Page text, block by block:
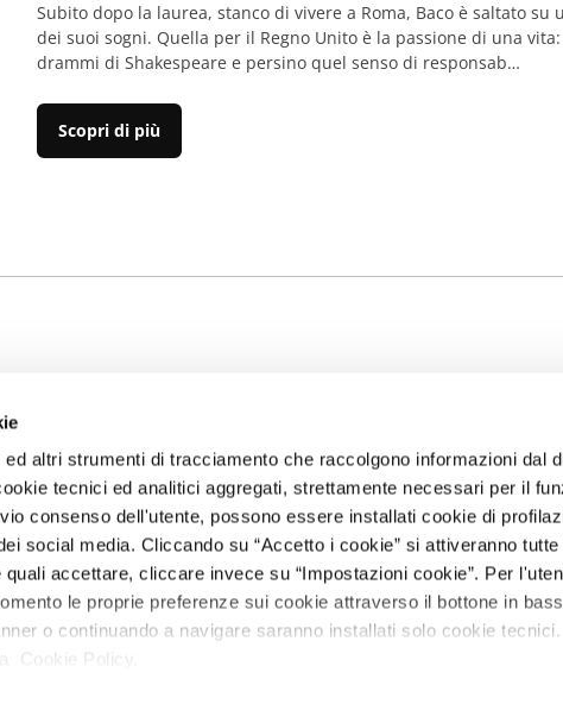
altri strumenti di tracciamento che raccolgono informazioni dal
tecnici ed analitici aggregati, strettamente necessari per il
consenso dell'utente, possono essere installati cookie di
social media. Cliccando su “Accetto i cookie” si attiveranno
accettare, cliccare invece su “Impostazioni cookie”. Per
le proprie preferenze sui cookie attraverso il bottone in
o continuando a navigare saranno installati solo cookie
Cookie Policy.
Subito dopo la laurea, stanco di vivere a Roma, Baco è saltato
dei suoi sogni. Quella per il Regno Unito è la passione di una
drammi di Shakespeare e persino quel senso di responsab…
Scopri di più
2026
EDITORE
Dati Societari
Contatti
Informativa
privacy
Cookie policy
Foreign Rights
IL GRUPPO
Gruppo Feltrinelli
Giangiacomo
Feltrinelli Editore
La Feltrinelli.it
Fondazione
Feltrinelli